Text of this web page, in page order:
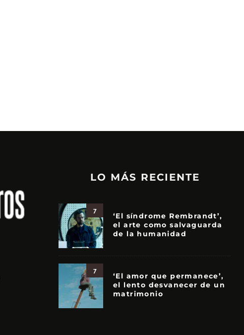
LO MÁS RECIENTE
7
‘El síndrome Rembrandt’,
el arte como salvaguarda
de la humanidad
7
‘El amor que permanece’,
el lento desvanecer de un
matrimonio